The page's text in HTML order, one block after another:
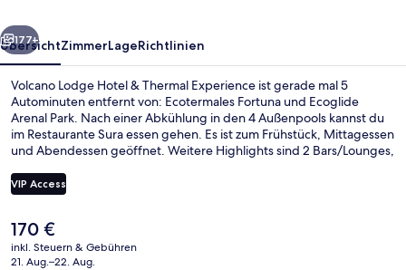
Weiter
177+
ÜbersichtZimmerLageRichtlinien
Volcano Lodge Hotel & Thermal Experience ist gerade mal 5
Autominuten entfernt von: Ecotermales Fortuna und Ecoglide
Arenal Park. Nach einer Abkühlung in den 4 Außenpools kannst du
im Restaurante Sura essen gehen. Es ist zum Frühstück, Mittagessen
und Abendessen geöffnet. Weitere Highlights sind 2 Bars/Lounges,
und das hilfsbereite Personal sehr gut.
VIP Access
Der
aktuelle
Preis
170 €
inkl. Steuern & Gebühren
21. Aug.–22. Aug.